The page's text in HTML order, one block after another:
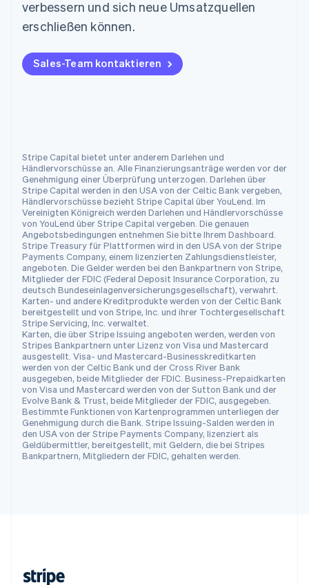
verbessern und sich neue Umsatzquellen
erschließen können.
Sales-Team kontaktieren
Stripe Capital bietet unter anderem Darlehen und
Händlervorschüsse an. Alle Finanzierungsanträge werden vor der
Genehmigung einer Überprüfung unterzogen. Darlehen über
Stripe Capital werden in den USA von der Celtic Bank vergeben,
Händlervorschüsse bezieht Stripe Capital über YouLend. Im
Vereinigten Königreich werden Darlehen und Händlervorschüsse
von YouLend über Stripe Capital vergeben. Die genauen
Angebotsbedingungen entnehmen Sie bitte Ihrem Dashboard.
Stripe Treasury für Plattformen wird in den USA von der Stripe
Payments Company, einem lizenzierten Zahlungsdienstleister,
angeboten. Die Gelder werden bei den Bankpartnern von Stripe,
Mitglieder der FDIC (Federal Deposit Insurance Corporation, zu
deutsch Bundeseinlagenversicherungsgesellschaft), verwahrt.
Karten- und andere Kreditprodukte werden von der Celtic Bank
bereitgestellt und von Stripe, Inc. und ihrer Tochtergesellschaft
Stripe Servicing, Inc. verwaltet.
Karten, die über Stripe Issuing angeboten werden, werden von
Stripes Bankpartnern unter Lizenz von Visa und Mastercard
ausgestellt. Visa- und Mastercard-Businesskreditkarten
werden von der Celtic Bank und der Cross River Bank
ausgegeben, beide Mitglieder der FDIC. Business-Prepaidkarten
von Visa und Mastercard werden von der Sutton Bank und der
Evolve Bank & Trust, beide Mitglieder der FDIC, ausgegeben.
Bestimmte Funktionen von Kartenprogrammen unterliegen der
Genehmigung durch die Bank. Stripe Issuing-Salden werden in
den USA von der Stripe Payments Company, lizenziert als
Geldübermittler, bereitgestellt, mit Geldern, die bei Stripes
Bankpartnern, Mitgliedern der FDIC, gehalten werden.
Niederlande
Norwegen
Österreich
DeutschEnglish
English
Schweden
SvenskaEnglish
Schweiz
DeutschFrançaisItalianoEnglish
Singapur
English简体中文
Slowakei
English
Slowenien
English Italiano
Sonderverwaltungsregion Hongkong,
China
English简体中文
Spanien
EspañolEnglish
Thailand
ไทยEnglish
Tschechische Republik
English
Ungarn
English